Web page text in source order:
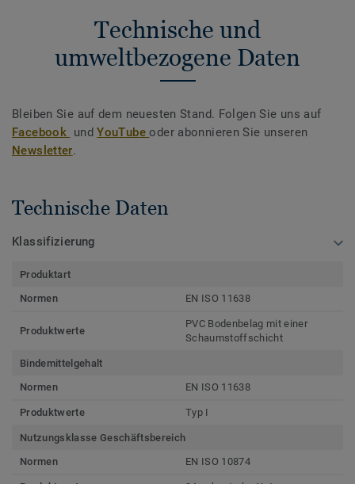
Technische und
umweltbezogene Daten
Bleiben Sie auf dem neuesten Stand. Folgen Sie uns auf
Facebook undYouTubeoder abonnieren Sie unseren
Newsletter.
Technische Daten
Klassifizierung
Produktart
Normen
EN ISO 11638
Produktwerte
PVC Bodenbelag mit einer
Schaumstoffschicht
Bindemittelgehalt
Normen
EN ISO 11638
Produktwerte Typ I
Nutzungsklasse Geschäftsbereich
Normen
EN ISO 10874